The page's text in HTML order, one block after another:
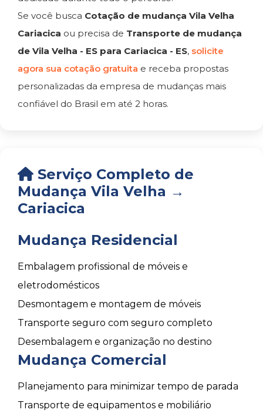
Se você busca Cotação de mudança Vila Velha
Cariacica ou precisa de Transporte de mudança
de Vila Velha - ES para Cariacica - ES, solicite
agora sua cotação gratuita e receba propostas
personalizadas da empresa de mudanças mais
confiável do Brasil em até 2 horas.
Serviço Completo de
Mudança Vila Velha →
Cariacica
Mudança Residencial
Embalagem profissional de móveis e
eletrodomésticos
Desmontagem e montagem de móveis
Transporte seguro com seguro completo
Desembalagem e organização no destino
Mudança Comercial
Planejamento para minimizar tempo de parada
Transporte de equipamentos e mobiliário